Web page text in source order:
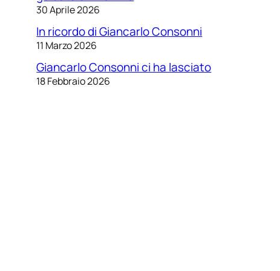
30 Aprile 2026
In ricordo di Giancarlo Consonni
11 Marzo 2026
Giancarlo Consonni ci ha lasciato
18 Febbraio 2026